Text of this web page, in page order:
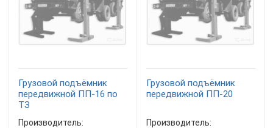
Грузовой подъёмник
передвижной ПП-16 по
ТЗ
Производитель:
Грузовой подъёмник
передвижной ПП-20
Производитель: